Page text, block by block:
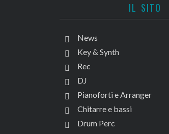
IL SITO
News
Key & Synth
Rec
DJ
Pianoforti e Arranger
Chitarre e bassi
Drum Perc